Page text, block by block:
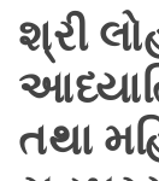
શ્રી
તથા